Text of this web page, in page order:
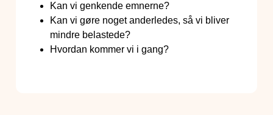
Kan vi genkende emnerne?
Kan vi gøre noget anderledes, så vi bliver
mindre belastede?
Hvordan kommer vi i gang?